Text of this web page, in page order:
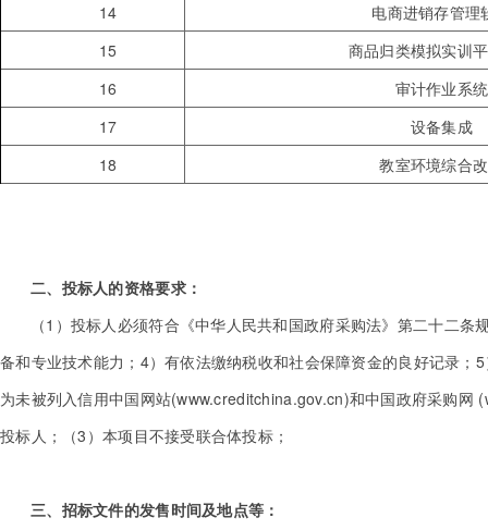
14
电商进销存管理
15
商品归类模拟实训
16
审计作业系统
17
设备集成
18
教室环境综合
二、投标人的资格要求：
（1）投标人必须符合《中华人民共和国政府采购法》第二十二
备和专业技术能力；4）有依法缴纳税收和社会保障资金的良好记录
为未被列入信用中国网站(www.creditchina.gov.cn)和中国政府采购网
投标人；（3）本项目不接受联合体投标；
三、招标文件的发售时间及地点等：